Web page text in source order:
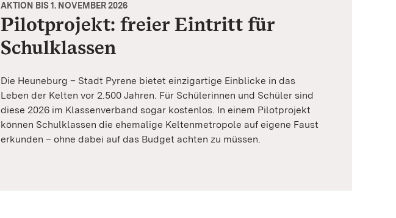
AKTION BIS 1. NOVEMBER 2026
Pilotprojekt: freier Eintritt für
Schulklassen
Die Heuneburg – Stadt Pyrene bietet einzigartige Einblicke in das
Leben der Kelten vor 2.500 Jahren. Für Schülerinnen und Schüler sind
diese 2026 im Klassenverband sogar kostenlos. In einem Pilotprojekt
können Schulklassen die ehemalige Keltenmetropole auf eigene Faust
erkunden – ohne dabei auf das Budget achten zu müssen.